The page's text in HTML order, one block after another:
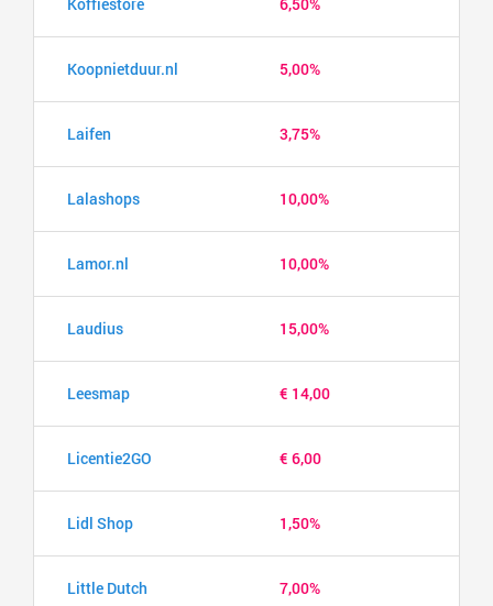
Koopnietduur.nl 5,00%
Laifen 3,75%
Lalashops 10,00%
Lamor.nl 10,00%
Laudius 15,00%
Leesmap € 14,00
Licentie2GO € 6,00
Lidl Shop 1,50%
Little Dutch 7,00%